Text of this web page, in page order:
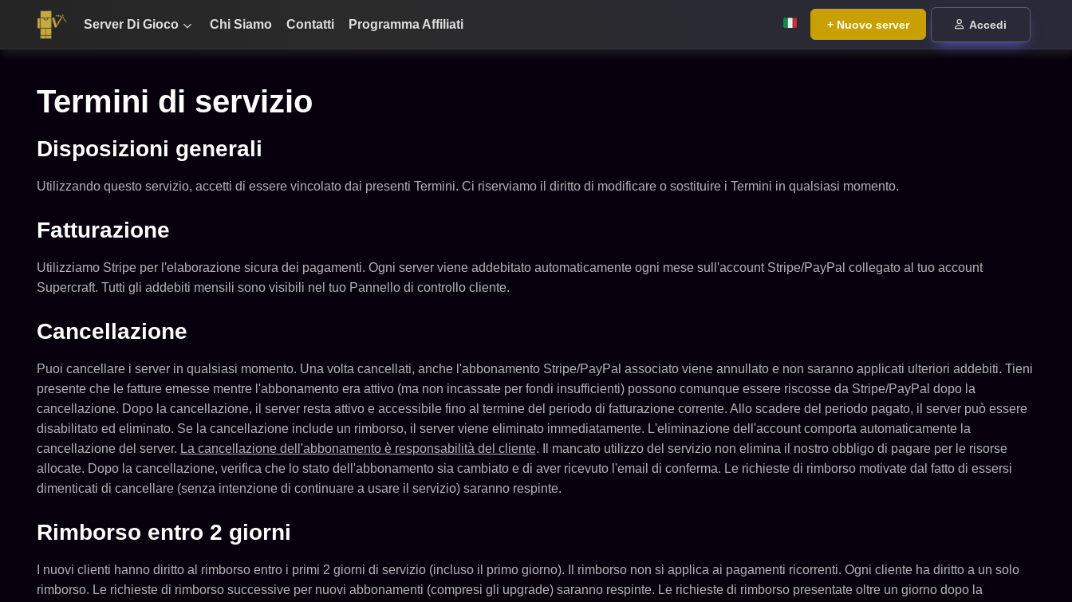
Server Di Gioco Chi Siamo Contatti Programma Affiliati + Nuovo server Accedi
Termini di servizio
Disposizioni generali
Utilizzando questo servizio, accetti di essere vincolato dai presenti Termini. Ci riserviamo il diritto di modificare o sostituire i Termini in qualsiasi momento.
Fatturazione
Utilizziamo Stripe per l'elaborazione sicura dei pagamenti. Ogni server viene addebitato automaticamente ogni mese sull'account Stripe/PayPal collegato al tuo account
Supercraft. Tutti gli addebiti mensili sono visibili nel tuo Pannello di controllo cliente.
Cancellazione
Puoi cancellare i server in qualsiasi momento. Una volta cancellati, anche l'abbonamento Stripe/PayPal associato viene annullato e non saranno applicati ulteriori addebiti. Tieni
presente che le fatture emesse mentre l'abbonamento era attivo (ma non incassate per fondi insufficienti) possono comunque essere riscosse da Stripe/PayPal dopo la
cancellazione. Dopo la cancellazione, il server resta attivo e accessibile fino al termine del periodo di fatturazione corrente. Allo scadere del periodo pagato, il server può essere
disabilitato ed eliminato. Se la cancellazione include un rimborso, il server viene eliminato immediatamente. L'eliminazione dell'account comporta automaticamente la
cancellazione del server. La cancellazione dell'abbonamento è responsabilità del cliente. Il mancato utilizzo del servizio non elimina il nostro obbligo di pagare per le risorse
allocate. Dopo la cancellazione, verifica che lo stato dell'abbonamento sia cambiato e di aver ricevuto l'email di conferma. Le richieste di rimborso motivate dal fatto di essersi
dimenticati di cancellare (senza intenzione di continuare a usare il servizio) saranno respinte.
Rimborso entro 2 giorni
I nuovi clienti hanno diritto al rimborso entro i primi 2 giorni di servizio (incluso il primo giorno). Il rimborso non si applica ai pagamenti ricorrenti. Ogni cliente ha diritto a un solo
rimborso. Le richieste di rimborso successive per nuovi abbonamenti (compresi gli upgrade) saranno respinte. Le richieste di rimborso presentate oltre un giorno dopo la